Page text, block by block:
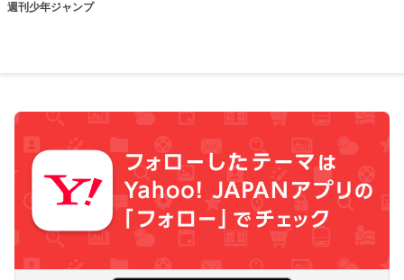
週刊少年ジャンプ